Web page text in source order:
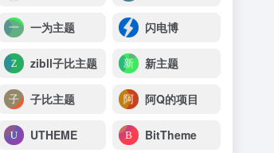
一为主题 闪电博
zibll子比主题 新主题
子比主题 阿Q的项目
UTHEME BitTheme